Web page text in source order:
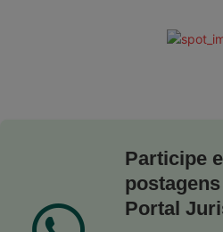
Participe
Portal